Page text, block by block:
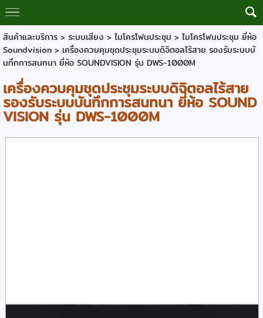
สินค้าและบริการ> ระบบเสียง > ไมโครโฟนประชุม > ไมโครโฟนประชุม ยี่ห้อ
Soundvision > เครื่องควบคุมชุดประชุมระบบดิจิตอลไร้สาย รองรับระบบบั
นทึกการสนทนา ยี่ห้อ SOUNDVISION รุ่น DWS-1000M
เครื่องควบคุมชุดประชุมระบบดิจิตอลไร้สาย
รองรับระบบบันทึกการสนทนา ยี่ห้อ SOUND
VISION รุ่น DWS-1000M